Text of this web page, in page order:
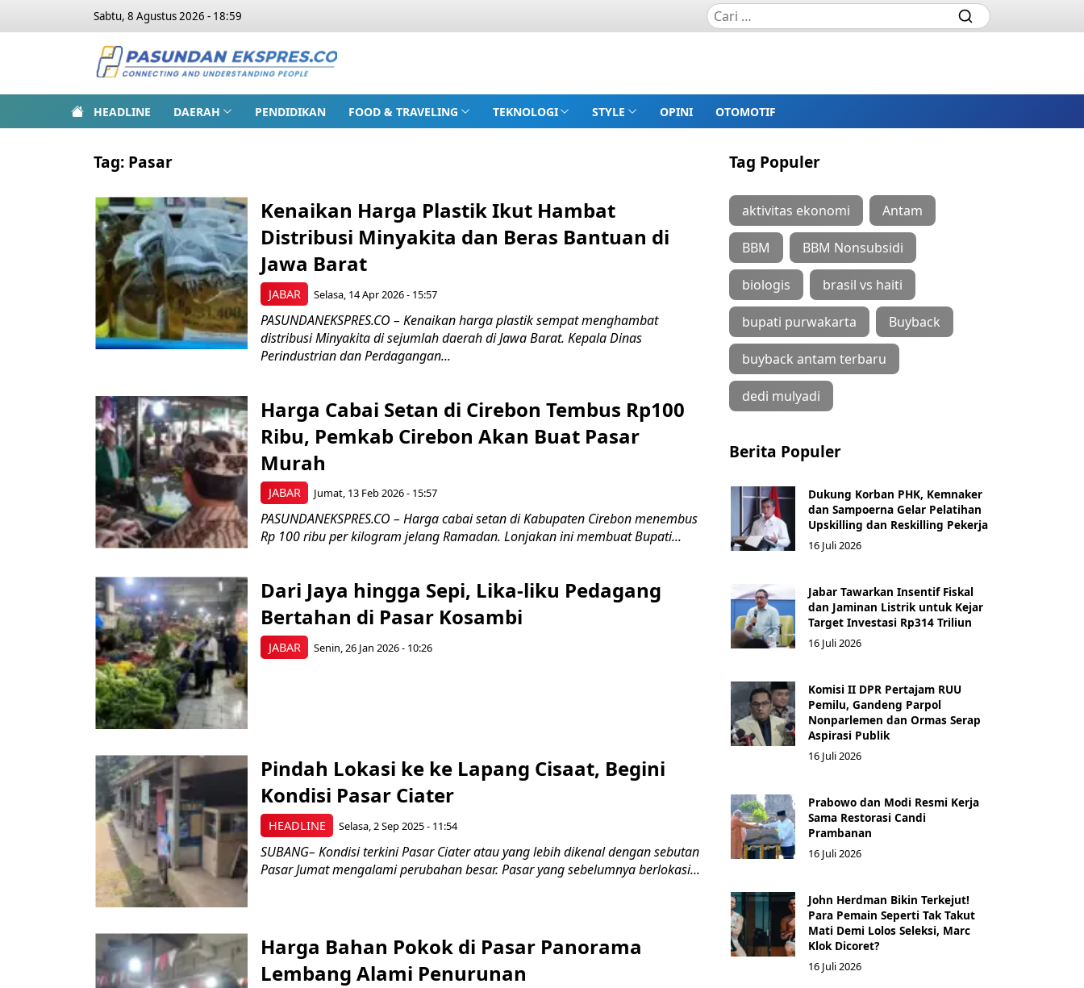
Sabtu, 8 Agustus 2026 - 18:59
HEADLINE DAERAH PENDIDIKAN FOOD & TRAVELING TEKNOLOGI STYLE OPINI OTOMOTIF
Tag: Pasar
JABAR
Kenaikan Harga Plastik Ikut Hambat
Distribusi Minyakita dan Beras Bantuan di
Jawa Barat
Selasa, 14 Apr 2026 - 15:57
PASUNDANEKSPRES.CO – Kenaikan harga plastik sempat menghambat
distribusi Minyakita di sejumlah daerah di Jawa Barat. Kepala Dinas
Perindustrian dan Perdagangan...
JABAR
Harga Cabai Setan di Cirebon Tembus Rp100
Ribu, Pemkab Cirebon Akan Buat Pasar
Murah
Jumat, 13 Feb 2026 - 15:57
PASUNDANEKSPRES.CO – Harga cabai setan di Kabupaten Cirebon menembus
Rp 100 ribu per kilogram jelang Ramadan. Lonjakan ini membuat Bupati...
JABAR
Dari Jaya hingga Sepi, Lika-liku Pedagang
Bertahan di Pasar Kosambi
Senin, 26 Jan 2026 - 10:26
HEADLINE
Pindah Lokasi ke ke Lapang Cisaat, Begini
Kondisi Pasar Ciater
Selasa, 2 Sep 2025 - 11:54
SUBANG– Kondisi terkini Pasar Ciater atau yang lebih dikenal dengan sebutan
Pasar Jumat mengalami perubahan besar. Pasar yang sebelumnya berlokasi...
Harga Bahan Pokok di Pasar Panorama
Lembang Alami Penurunan
Tag Populer
aktivitas ekonomi Antam
BBM BBM Nonsubsidi
biologis brasil vs haiti
bupati purwakarta Buyback
buyback antam terbaru
dedi mulyadi
Berita Populer
Dukung Korban PHK, Kemnaker
dan Sampoerna Gelar Pelatihan
Upskilling dan Reskilling Pekerja
16 Juli 2026
Jabar Tawarkan Insentif Fiskal
dan Jaminan Listrik untuk Kejar
Target Investasi Rp314 Triliun
16 Juli 2026
Komisi II DPR Pertajam RUU
Pemilu, Gandeng Parpol
Nonparlemen dan Ormas Serap
Aspirasi Publik
16 Juli 2026
Prabowo dan Modi Resmi Kerja
Sama Restorasi Candi
Prambanan
16 Juli 2026
John Herdman Bikin Terkejut!
Para Pemain Seperti Tak Takut
Mati Demi Lolos Seleksi, Marc
Klok Dicoret?
16 Juli 2026